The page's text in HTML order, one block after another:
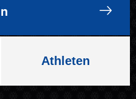
Athleten